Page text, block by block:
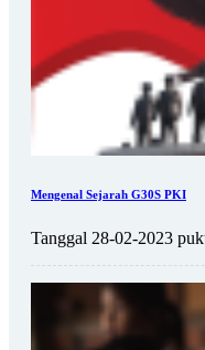
Mengenal Sejarah G30S PKI
Tanggal 28-02-2023